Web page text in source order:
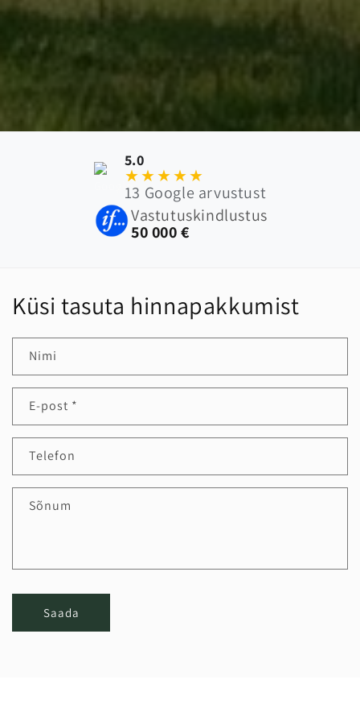
5.0
★★★★★
13 Google arvustust
Vastutuskindlustus
50 000 €
Küsi tasuta hinnapakkumist
Nimi
E-post *
Telefon
Sõnum
Saada